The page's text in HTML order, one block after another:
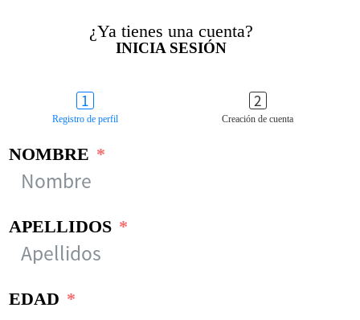
¿Ya tienes una cuenta?
INICIA SESIÓN
Registro de perfil Creación de cuenta
NOMBRE
APELLIDOS
EDAD